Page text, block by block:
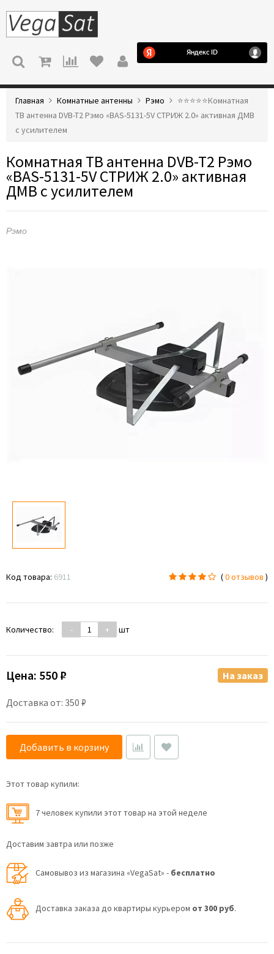
МЕНЮ
Главная Комнатные антенны Рэмо
⭐️⭐️⭐️⭐️⭐️Комнатная
ТВ антенна DVB-T2 Рэмо «BAS-5131-5V СТРИЖ 2.0» активная ДМВ
с усилителем
Комнатная ТВ антенна DVB-T2 Рэмо
«BAS-5131-5V СТРИЖ 2.0» активная
ДМВ с усилителем
Рэмо
Код товара: 6911 (0 отзывов )
Количество: - + шт
Цена: 550 ₽
Доставка от: 350 ₽
На заказ
Добавить в корзину
Этот товар купили:
7 человек купили этот товар на этой неделе
Доставим завтра или позже
Самовывоз из магазина «VegaSat» - бесплатно
Доставка заказа до квартиры курьером от 300 руб.